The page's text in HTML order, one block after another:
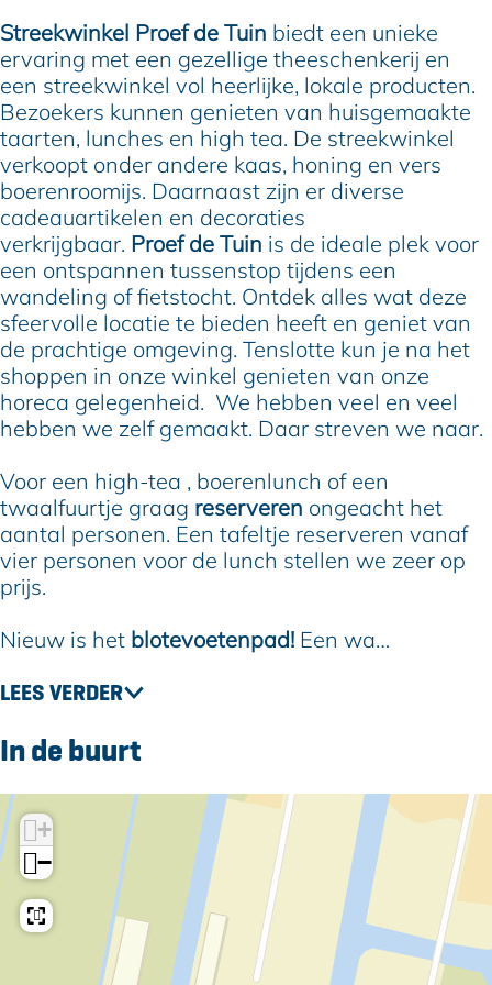
u
i
n
T
h
e
e
s
c
h
e
n
k
e
r
&
s
t
r
k
e
T
u
i
n
T
h
e
e
s
c
h
e
n
k
e
i
j
&
s
e
e
k
i
d
e
T
u
i
n
T
h
e
e
s
c
h
e
n
k
e
r
i
j
&
r
e
e
w
n
k
e
l
T
u
n
T
h
e
e
s
c
h
e
n
k
e
r
i
&
s
t
r
e
k
w
i
k
e
f
d
e
T
u
i
n
T
h
e
e
s
c
h
e
n
e
r
i
s
t
e
k
i
l
Streekwinkel Proef de Tuin biedt een unieke
ervaring met een gezellige theeschenkerij en
een streekwinkel vol heerlijke, lokale producten.
Bezoekers kunnen genieten van huisgemaakte
taarten, lunches en high tea. De streekwinkel
verkoopt onder andere kaas, honing en vers
boerenroomijs. Daarnaast zijn er diverse
cadeauartikelen en decoraties
verkrijgbaar. Proef de Tuin is de ideale plek voor
een ontspannen tussenstop tijdens een
wandeling of fietstocht. Ontdek alles wat deze
sfeervolle locatie te bieden heeft en geniet van
de prachtige omgeving. Tenslotte kun je na het
shoppen in onze winkel genieten van onze
horeca gelegenheid. We hebben veel en veel
hebben we zelf gemaakt. Daar streven we naar.
Voor een high-tea , boerenlunch of een
twaalfuurtje graag reserveren ongeacht het
aantal personen. Een tafeltje reserveren vanaf
vier personen voor de lunch stellen we zeer op
prijs.
Nieuw is het blotevoetenpad! Een wa…
LEES VERDER
In de buurt
+
−